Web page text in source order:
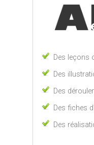
Des leçons
Des
Des
Des fiches
Des